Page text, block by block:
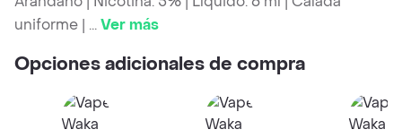
uniforme | ...Ver más
Opciones adicionales de compra